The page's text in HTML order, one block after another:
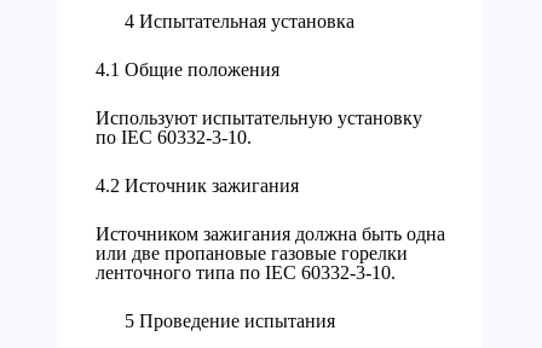
4 Испытательная установка
4.1 Общие положения
Используют испытательную установку
по IEC 60332-3-10.
4.2 Источник зажигания
Источником зажигания должна быть одна
или две пропановые газовые горелки
ленточного типа по IEC 60332-3-10.
5 Проведение испытания